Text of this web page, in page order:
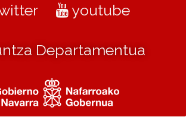
youtube
Departamentua